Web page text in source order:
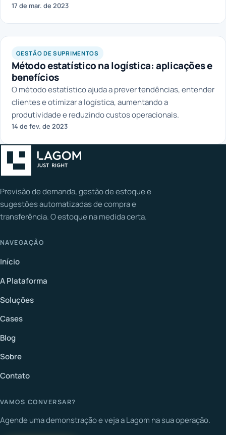
17 de mar. de 2023
GESTÃO DE SUPRIMENTOS
Método estatístico na logística: aplicações e
benefícios
O método estatístico ajuda a prever tendências, entender
clientes e otimizar a logística, aumentando a
produtividade e reduzindo custos operacionais.
14 de fev. de 2023
Previsão de demanda, gestão de estoque e
sugestões automatizadas de compra e
transferência. O estoque na medida certa.
NAVEGAÇÃO
Início
A Plataforma
Soluções
Cases
Blog
Sobre
Contato
VAMOS CONVERSAR?
Agende uma demonstração e veja a Lagom na sua operação.